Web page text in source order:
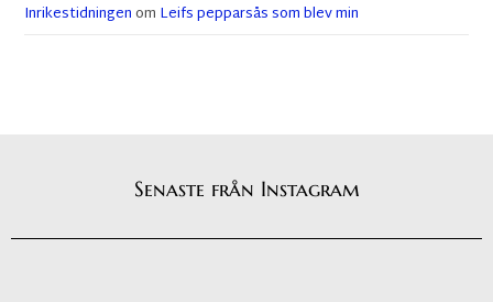
Inrikestidningenom Leifs pepparsås som blev min
Senaste från Instagram